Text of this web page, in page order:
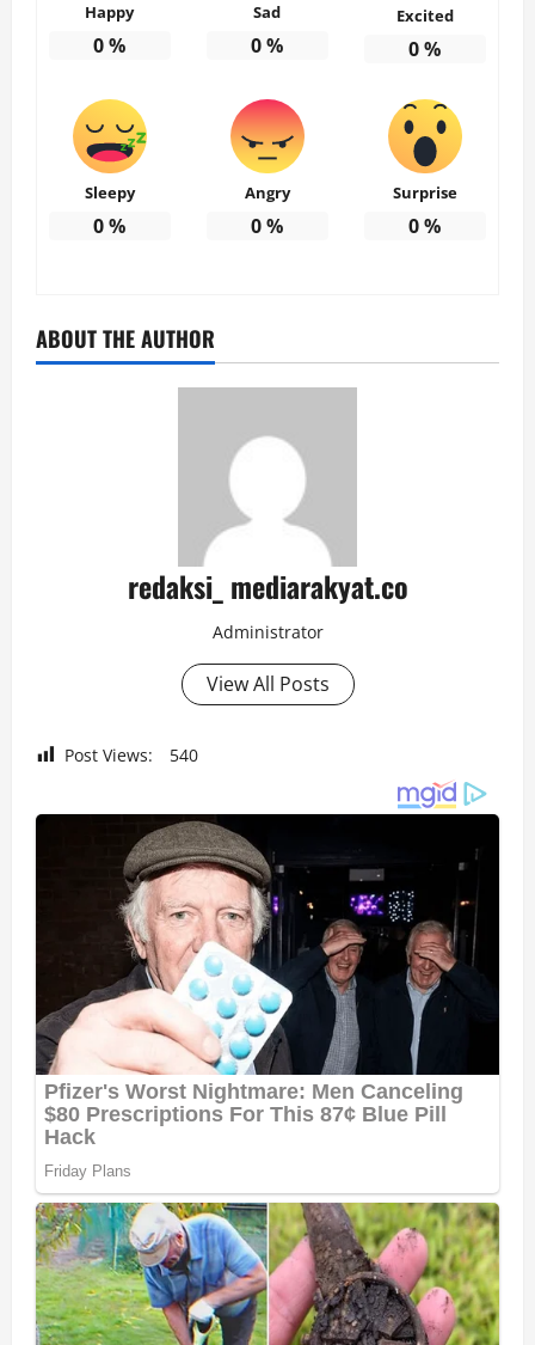
Happy
0%
Sad
0%
Excited
0%
Sleepy
0%
Angry
0%
Surprise
0%
ABOUT THE AUTHOR
redaksi_ mediarakyat.co
Administrator
View All Posts
Post Views: 540